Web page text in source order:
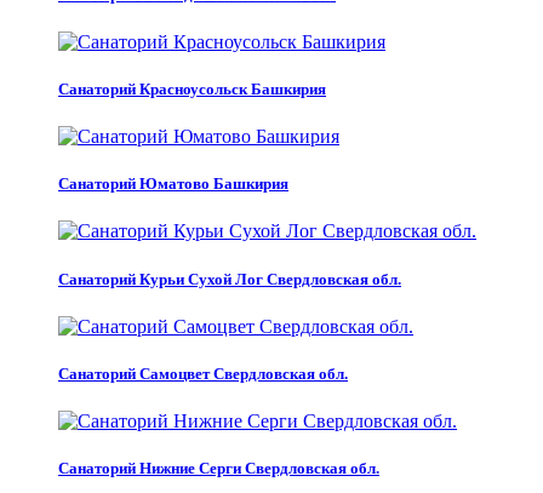
Санаторий Красноусольск Башкирия
Санаторий Юматово Башкирия
Санаторий Курьи Сухой Лог Свердловская обл.
Санаторий Самоцвет Свердловская обл.
Санаторий Нижние Серги Свердловская обл.